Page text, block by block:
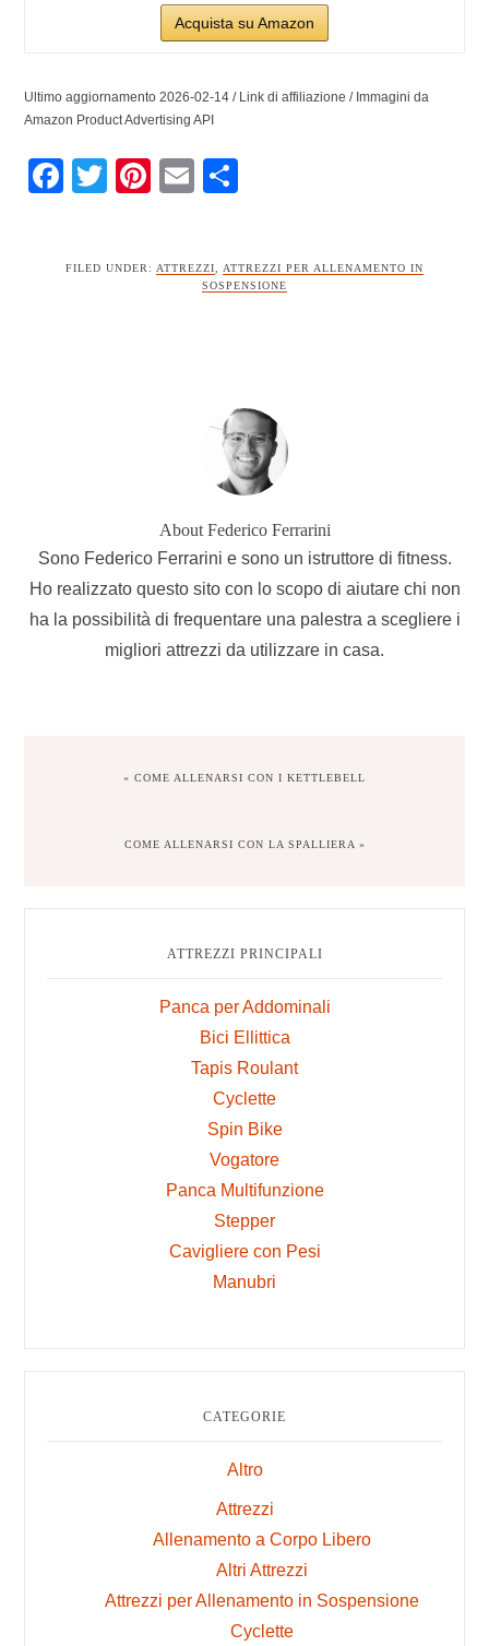
Acquista su Amazon
Ultimo aggiornamento 2026-02-14 / Link di affiliazione / Immagini da
Amazon Product Advertising API
Facebook
TwitterPinterest
Email
FILED UNDER: ATTREZZI
ATTREZZI PER ALLENAMENTO IN
SOSPENSIONE
About Federico Ferrarini
Sono Federico Ferrarini e sono un istruttore di fitness.
Ho realizzato questo sito con lo scopo di aiutare chi non
ha la possibilità di frequentare una palestra a scegliere i
migliori attrezzi da utilizzare in casa.
PREVIOUS
« COME ALLENARSI CON I KETTLEBELL
NEXT
COME ALLENARSI CON LA SPALLIERA »
ATTREZZI PRINCIPALI
Panca per Addominali
Bici Ellittica
Tapis Roulant
Cyclette
Spin Bike
Vogatore
Panca Multifunzione
Stepper
Cavigliere con Pesi
Manubri
CATEGORIE
Altro
Attrezzi
Allenamento a Corpo Libero
Altri Attrezzi
Attrezzi per Allenamento in Sospensione
Cyclette